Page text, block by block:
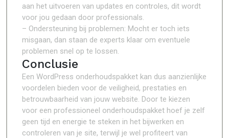
aan het uitvoeren van updates en controles, dit wordt
voor jou gedaan door professionals.
– Ondersteuning bij problemen: Mocht er toch iets
misgaan, dan staan de experts klaar om eventuele
problemen snel op te lossen.
Conclusie
Een WordPress onderhoudspakket kan dus aanzienlijke
voordelen bieden voor de veiligheid, prestaties en
betrouwbaarheid van jouw website. Door te kiezen
voor een professioneel onderhoudspakket hoef je zelf
geen tijd en energie te steken in het bijwerken en
controleren van je site, terwijl je wel profiteert van